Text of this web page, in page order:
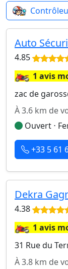
Auto
4.85
🏍️1 avis
zac de
À 3.6 km de
Ouvert ⋅
+33 5 61
Dekra
4.38
🏍️1 avis
31 Rue du
À 3.8 km de